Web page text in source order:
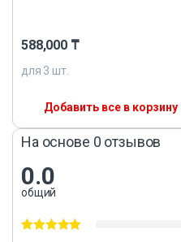
588,000 ₸
для 3 шт.
Добавить все в корзину
На основе 0 отзывов
0.0
общий